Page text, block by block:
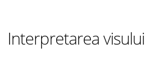
Interpretarea visului